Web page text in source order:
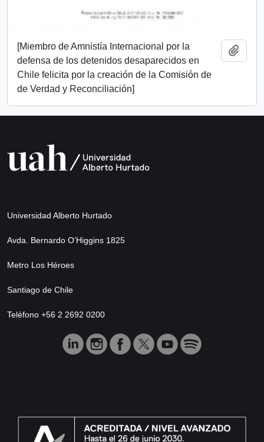
[Miembro de Amnistía Internacional por la
defensa de los detenidos desaparecidos en
Chile felicita por la creación de la Comisión de
de Verdad y Reconciliación]
Universidad Alberto Hurtado
Avda. Bernardo O’Higgins 1825
Metro Los Héroes
Santiago de Chile
Teléfono +56 2 2692 0200